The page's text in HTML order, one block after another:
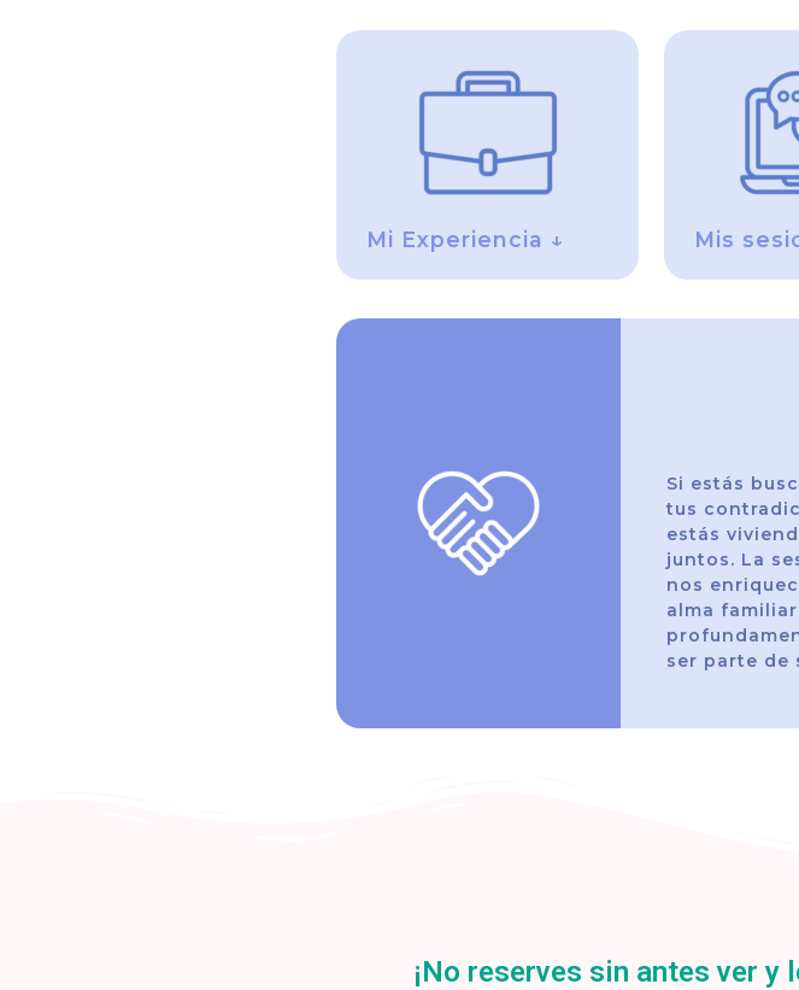
Mi Experiencia ↓ Mis
Si estás
tus
estás
juntos. La
nos
alma
ser parte de
¡No reserves sin antes ver